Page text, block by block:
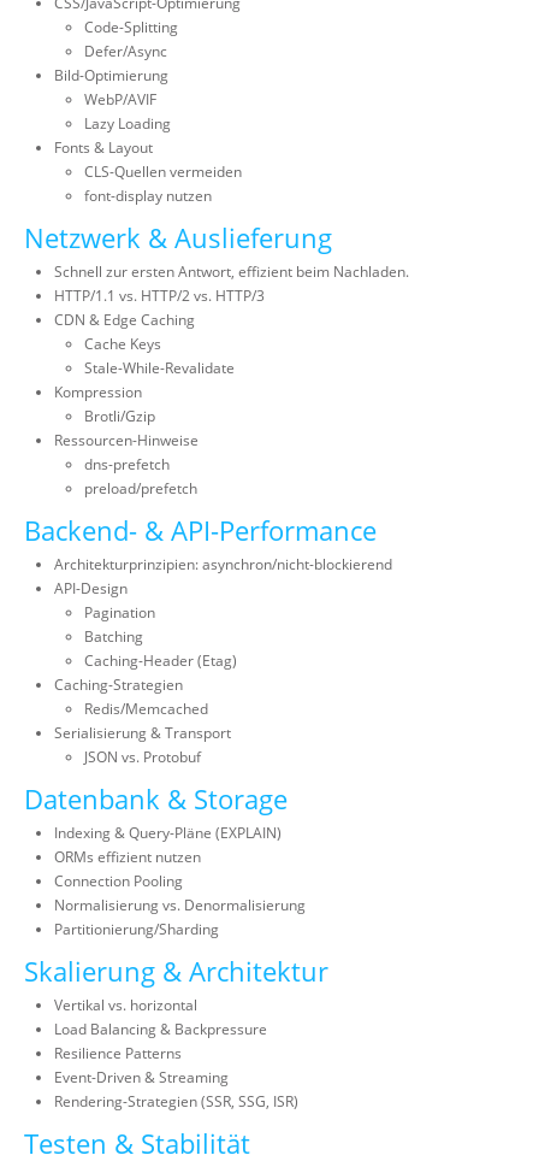
Code-Splitting
Defer/Async
Bild-Optimierung
WebP/AVIF
Lazy Loading
Fonts & Layout
CLS-Quellen vermeiden
font-display nutzen
Netzwerk & Auslieferung
Schnell zur ersten Antwort, effizient beim Nachladen.
HTTP/1.1 vs. HTTP/2 vs. HTTP/3
CDN & Edge Caching
Cache Keys
Stale-While-Revalidate
Kompression
Brotli/Gzip
Ressourcen-Hinweise
dns-prefetch
preload/prefetch
Backend- & API-Performance
Architekturprinzipien: asynchron/nicht-blockierend
API-Design
Pagination
Batching
Caching-Header (Etag)
Caching-Strategien
Redis/Memcached
Serialisierung & Transport
JSON vs. Protobuf
Datenbank & Storage
Indexing & Query-Pläne (EXPLAIN)
ORMs effizient nutzen
Connection Pooling
Normalisierung vs. Denormalisierung
Partitionierung/Sharding
Skalierung & Architektur
Vertikal vs. horizontal
Load Balancing & Backpressure
Resilience Patterns
Event-Driven & Streaming
Rendering-Strategien (SSR, SSG, ISR)
Testen & Stabilität